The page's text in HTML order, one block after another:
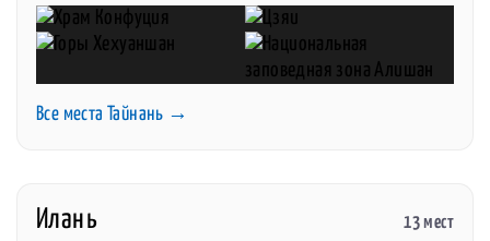
Все места Тайнань →
Илань 13 мест